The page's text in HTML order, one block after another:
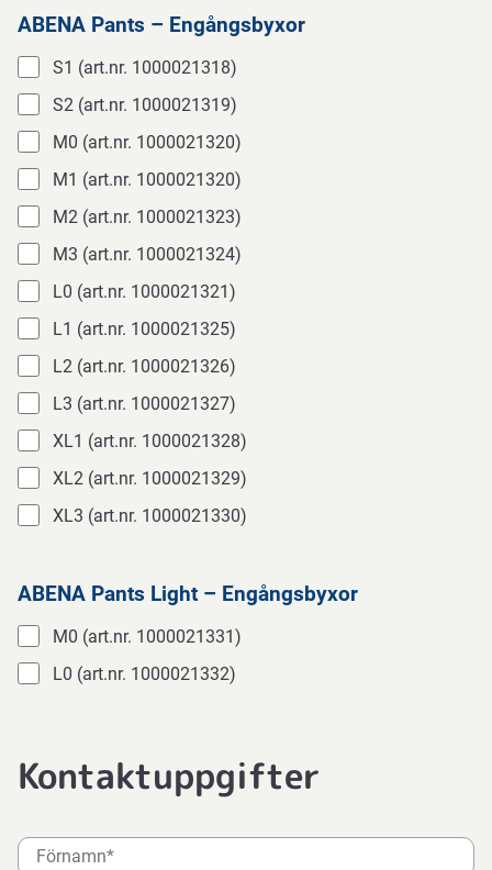
ABENA Pants – Engångsbyxor
S1 (art.nr. 1000021318)
S2 (art.nr. 1000021319)
M0 (art.nr. 1000021320)
M1 (art.nr. 1000021320)
M2 (art.nr. 1000021323)
M3 (art.nr. 1000021324)
L0 (art.nr. 1000021321)
L1 (art.nr. 1000021325)
L2 (art.nr. 1000021326)
L3 (art.nr. 1000021327)
XL1 (art.nr. 1000021328)
XL2 (art.nr. 1000021329)
XL3 (art.nr. 1000021330)
ABENA Pants Light – Engångsbyxor
M0 (art.nr. 1000021331)
L0 (art.nr. 1000021332)
Kontaktuppgifter